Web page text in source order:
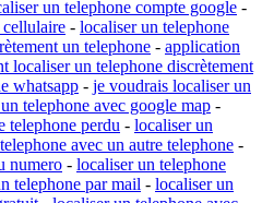
un telephone compte google -
cellulaire - localiser un telephone
un telephone - application
localiser un telephone discrètement
whatsapp - je voudrais localiser un
telephone avec google map -
telephone perdu - localiser un
avec un autre telephone -
numero - localiser un telephone
telephone par mail - localiser un